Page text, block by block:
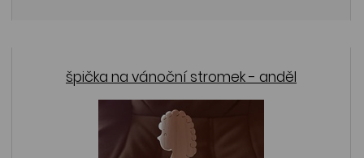
špička na vánoční stromek - anděl